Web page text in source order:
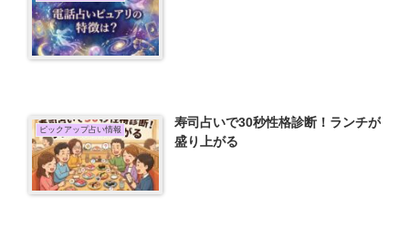
ピックアップ占い情報
寿司占いで30秒性格診断！ランチが
盛り上がる